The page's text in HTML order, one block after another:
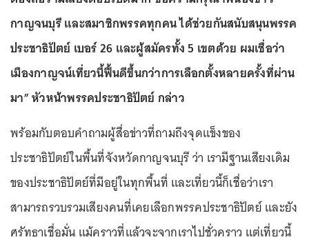
กาญจนบุรี และสมาชิกพรรคทุกคน ได้ช่วยกันสนับสนุนพรรค
ประชาธิปัตย์ เบอร์ 26 และผู้สมัครทั้ง 5 เขตด้วย ผมเชื่อว่า
เมืองกาญจน์เที่ยวนี้ฟื้นดีขึ้นกว่าการเลือกตั้งหลายครั้งที่ผ่าน
มา” หัวหน้าพรรคประชาธิปัตย์ กล่าว
พร้อมกับตอบคำถามผู้สื่อข่าวที่ถามถึงจุดแข็งของ
ประชาธิปัตย์ในพื้นที่จังหวัดกาญจนบุรี ว่า เรามีฐานเสียงเดิม
ของประชาธิปัตย์ที่มีอยู่ในทุกพื้นที่ และเที่ยวนี้ก็เชื่อว่าเรา
สามารถรวบรวมเสียงคนที่เคยเลือกพรรคประชาธิปัตย์ และยัง
ศรัทธาเชื่อมั่น แม้คราวที่แล้วจะจากเราไปชั่วคราว แต่เที่ยวนี้